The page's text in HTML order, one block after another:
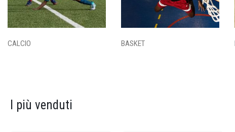
CALCIO BASKET
I più venduti